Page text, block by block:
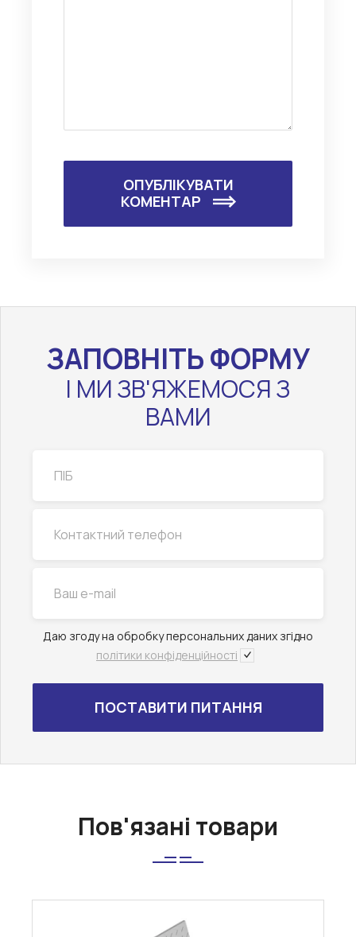
ОПУБЛІКУВАТИ
КОМЕНТАР
ЗАПОВНІТЬ ФОРМУ
І МИ ЗВ'ЯЖЕМОСЯ З
ВАМИ
Даю згоду на обробку персональних даних згідно
політики конфіденційності
Пов'язані товари